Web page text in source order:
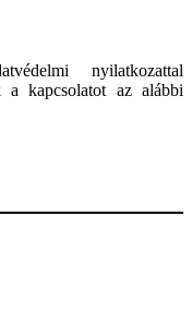
nyilatkozattal
a kapcsolatot az alábbi